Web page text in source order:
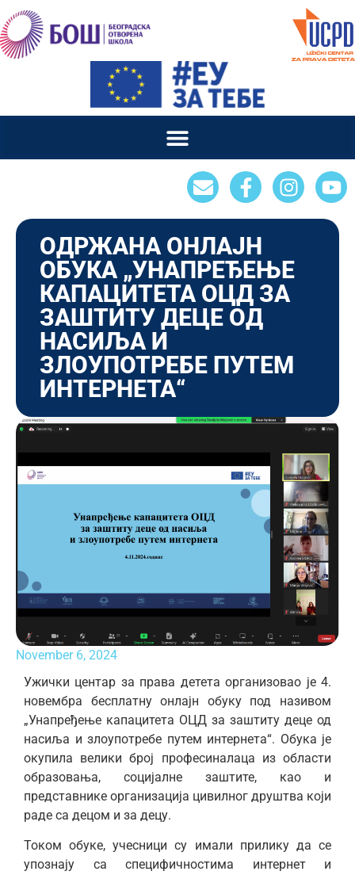
ОДРЖАНА ОНЛАЈН
ОБУКА „УНАПРЕЂЕЊЕ
КАПАЦИТЕТА ОЦД ЗА
ЗАШТИТУ ДЕЦЕ ОД
НАСИЉА И
ЗЛОУПОТРЕБЕ ПУТЕМ
ИНТЕРНЕТА“
November 6, 2024
Ужички центар за права детета организовао је 4.
новембра бесплатну онлајн обуку под називом
„Унапређење капацитета ОЦД за заштиту деце од
насиља и злоупотребе путем интернета“. Обука је
окупила велики број професиналаца из области
образовања, социјалне заштите, као и
представнике организација цивилног друштва који
раде са децом и за децу.
Током обуке, учесници су имали прилику да се
упознају са специфичностима интернет и